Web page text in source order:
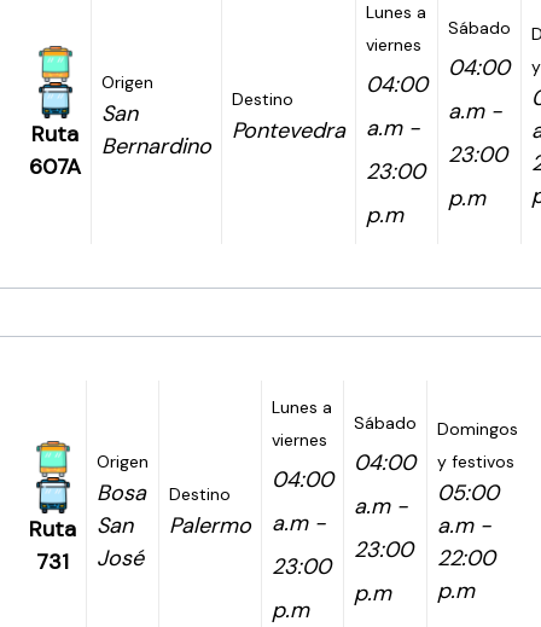
Ruta
607A
Origen
San
Bernardino
Destino
Pontevedra
Lunes a
viernes
04:00
a.m -
23:00
p.m
Sábado
04:00
a.m -
23:00
p.m
Ruta
731
Origen
Bosa
San
José
Destino
Palermo
Lunes a
viernes
04:00
a.m -
23:00
p.m
Sábado
04:00
a.m -
23:00
p.m
Domingos
y festivos
05:00
a.m -
22:00
p.m